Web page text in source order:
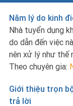
Năm lý do kinh
Nhà tuyển dụng
do dẫn đến việc
nên xử lý như thế
Theo chuyên gia:
Giới thiệu trọn
trả lời